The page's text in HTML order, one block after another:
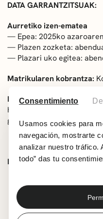
Consentimiento
Usamos cookies para
navegación, mostrarte
analizar nuestro tráfico.
todo” das tu
DATA GARRANTZITSUAK:
Aurretiko izen-ematea
— Epea: 2025ko
— Plazen zozketa:
— Plazari uko egitea:
Matrikularen kobrantza:
Prezioa: 80 euro kolonia-
hautatuz gero, 60 euro
guztira 120€.
DATU GARRANTZITSUAK:
Kobrantza goian
banku